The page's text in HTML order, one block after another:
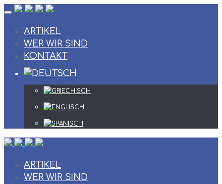
Skip
contentARTIKEL
WER WIR SIND
KONTAKT
ARTIKEL
WER WIR SIND